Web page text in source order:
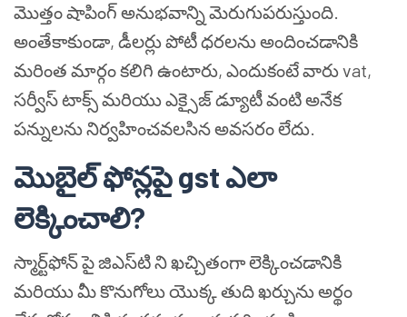
మొత్తం షాపింగ్ అనుభవాన్ని మెరుగుపరుస్తుంది.
అంతేకాకుండా, డీలర్లు పోటీ ధరలను అందించడానికి
మరింత మార్గం కలిగి ఉంటారు, ఎందుకంటే వారు vat,
సర్వీస్ టాక్స్ మరియు ఎక్సైజ్ డ్యూటీ వంటి అనేక
పన్నులను నిర్వహించవలసిన అవసరం లేదు.
మొబైల్ ఫోన్లపై gst ఎలా
లెక్కించాలి?
స్మార్ట్‌ఫోన్ పై జిఎస్‌టి ని ఖచ్చితంగా లెక్కించడానికి
మరియు మీ కొనుగోలు యొక్క తుది ఖర్చును అర్థం